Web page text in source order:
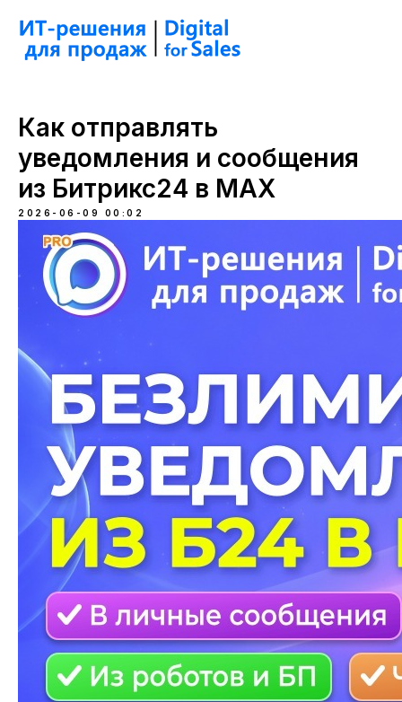
Как отправлять
уведомления и сообщения
из Битрикс24 в MAX
2026-06-09 00:02